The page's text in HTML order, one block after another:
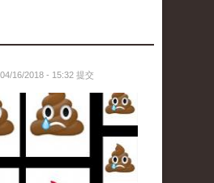
16/2018 - 15:32 提交